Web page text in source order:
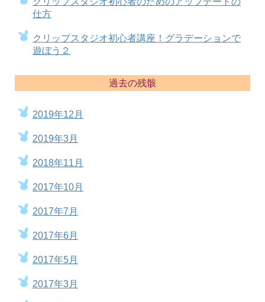
仕方
クリップスタジオ初心者講座！グラデーションで
遊ぼう２
過去の残骸
2019年12月
2019年3月
2018年11月
2017年10月
2017年7月
2017年6月
2017年5月
2017年3月